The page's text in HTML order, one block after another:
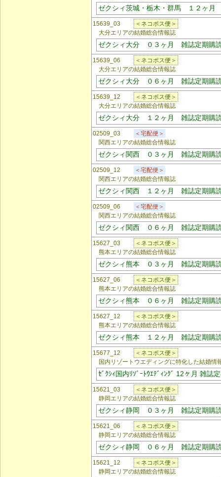
ゼクシィ茨城・栃木・群馬 １２ヶ月
15639_03
＜ネコポス便＞
大分エリアの結婚総合情報誌
ゼクシィ大分 ０３ヶ月 雑誌定期購
15639_06
＜ネコポス便＞
大分エリアの結婚総合情報誌
ゼクシィ大分 ０６ヶ月 雑誌定期購
15639_12
＜ネコポス便＞
大分エリアの結婚総合情報誌
ゼクシィ大分 １２ヶ月 雑誌定期購
02509_03
＜宅配便＞
関西エリアの結婚総合情報誌
ゼクシィ関西 ０３ヶ月 雑誌定期購
02509_12
＜宅配便＞
関西エリアの結婚総合情報誌
ゼクシィ関西 １２ヶ月 雑誌定期購
02509_06
＜宅配便＞
関西エリアの結婚総合情報誌
ゼクシィ関西 ０６ヶ月 雑誌定期購
15627_03
＜ネコポス便＞
熊本エリアの結婚総合情報誌
ゼクシィ熊本 ０３ヶ月 雑誌定期購
15627_06
＜ネコポス便＞
熊本エリアの結婚総合情報誌
ゼクシィ熊本 ０６ヶ月 雑誌定期購
15627_12
＜ネコポス便＞
熊本エリアの結婚総合情報誌
ゼクシィ熊本 １２ヶ月 雑誌定期購
15677_12
＜ネコポス便＞
国内リゾートウエディングに特化した結婚情
ｾﾞｸｼｨ国内ﾘｿﾞｰﾄｳｴﾃﾞｨﾝｸﾞ 12ヶ月 雑誌
15621_03
＜ネコポス便＞
静岡エリアの結婚総合情報誌
ゼクシィ静岡 ０３ヶ月 雑誌定期購
15621_06
＜ネコポス便＞
静岡エリアの結婚総合情報誌
ゼクシィ静岡 ０６ヶ月 雑誌定期購
15621_12
＜ネコポス便＞
静岡エリアの結婚総合情報誌